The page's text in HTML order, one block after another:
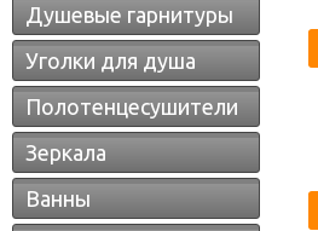
Душевые гарнитуры
Уголки для душа
Полотенцесушители
Зеркала
Ванны